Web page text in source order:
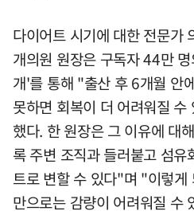
다이어트 시기에 대한 전문가
개의원 원장은 구독자 44만
개'를 통해 "출산 후 6개월 안
못하면 회복이 더 어려워질
했다. 한 원장은 그 이유에 대
록 주변 조직과 들러붙고 섬
트로 변할 수 있다"며 "이렇게
만으로는 감량이 어려워질 수